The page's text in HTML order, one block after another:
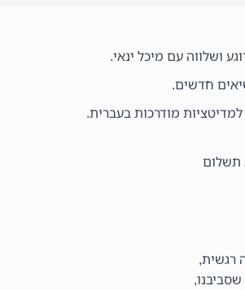
ושלווה עם מיכל ינאי.
חדשים.
מודרכות בעברית.
תשלום
רגשית,